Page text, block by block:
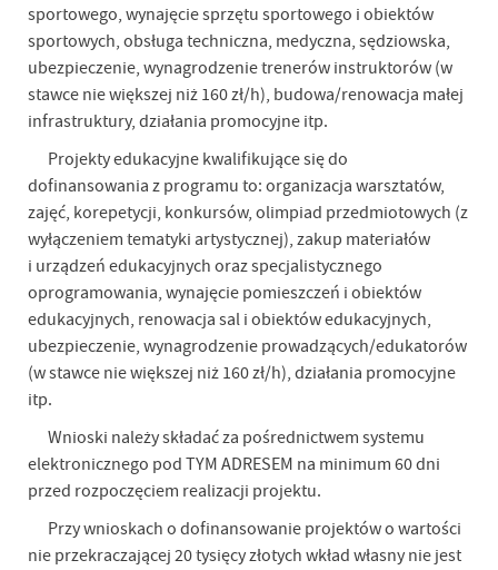
sportowego, wynajęcie sprzętu sportowego i obiektów
sportowych, obsługa techniczna, medyczna, sędziowska,
ubezpieczenie, wynagrodzenie trenerów instruktorów (w
stawce nie większej niż 160 zł/h), budowa/renowacja małej
infrastruktury, działania promocyjne itp.
Projekty edukacyjne kwalifikujące się do
dofinansowania z programu to: organizacja warsztatów,
zajęć, korepetycji, konkursów, olimpiad przedmiotowych (z
wyłączeniem tematyki artystycznej), zakup materiałów
i urządzeń edukacyjnych oraz specjalistycznego
oprogramowania, wynajęcie pomieszczeń i obiektów
edukacyjnych, renowacja sal i obiektów edukacyjnych,
ubezpieczenie, wynagrodzenie prowadzących/edukatorów
(w stawce nie większej niż 160 zł/h), działania promocyjne
itp.
Wnioski należy składać za pośrednictwem systemu
elektronicznego pod TYM ADRESEM na minimum 60 dni
przed rozpoczęciem realizacji projektu.
Przy wnioskach o dofinansowanie projektów o wartości
nie przekraczającej 20 tysięcy złotych wkład własny nie jest